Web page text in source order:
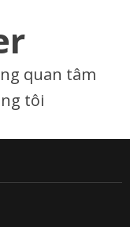
quan tâm
tôi